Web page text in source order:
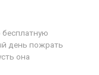
бесплатную
день пожрать
она